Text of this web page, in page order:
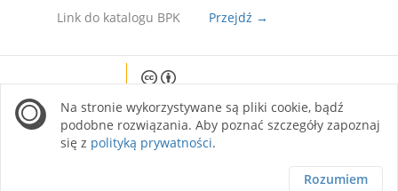
Link do katalogu BPK Przejdź →
site is licensed under a Creative Commons
Attribution 4.0 International license.
Na stronie wykorzystywane są pliki cookie, bądź
podobne rozwiązania. Aby poznać szczegóły zapoznaj
się z polityką prywatności.
Rozumiem